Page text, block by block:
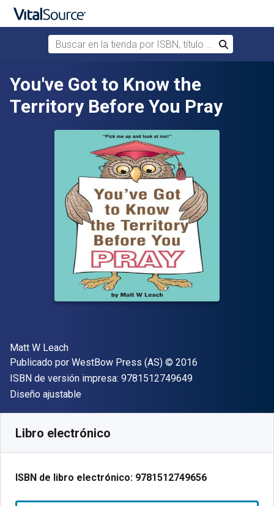
Saltar al contenido principal
Buscar en la tienda por ISBN, título o autor
Buscar
You've Got to Know the
Territory Before You Pray
Autor(es)
Matt W Leach
Editor
Publicado por WestBow Press (AS) Copyright
© 2016
ISBN de versión impresa: 9781512749649"ISBN-13
Formato
Diseño ajustable
Libro electrónico
ISBN de libro electrónico: 9781512749656